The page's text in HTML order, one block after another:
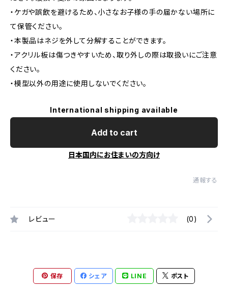
・ケガや誤飲を避けるため、小さなお子様の手の届かない場所に
て保管ください。
・本製品はネジを外して分解することができます。
・アクリル板は傷つきやすいため、取り外しの際は取扱いにご注意
ください。
・模型以外の用途に使用しないでください。
International shipping available
Add to cart
日本国内にお住まいの方向け
通報する
レビュー (0)
保存 シェア LINE ポスト